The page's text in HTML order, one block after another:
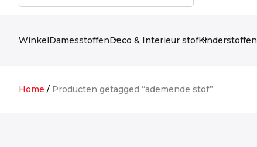
WinkelDamesstoffenDeco & Interieur stofKinderstoffen
Home / Producten getagged “ademende stof”